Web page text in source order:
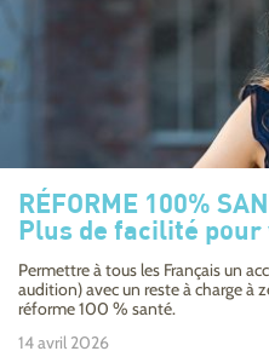
RÉFORME 100%
Plus de facilité
Permettre à tous les Français un
audition) avec un reste à charge à
réforme 100 % santé.
14 avril 2026